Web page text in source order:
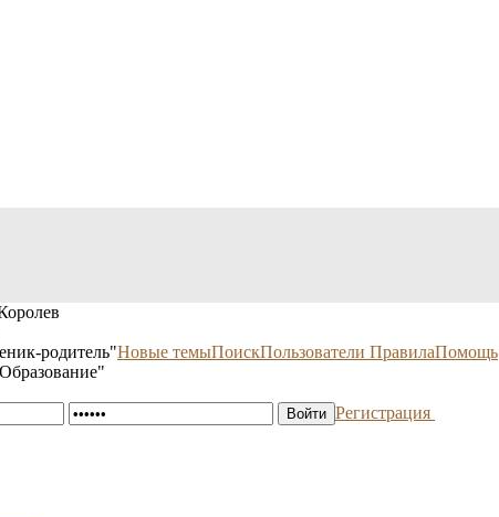
родитель"Новые темыПоискПользователи ПравилаПомощь
Регистрация